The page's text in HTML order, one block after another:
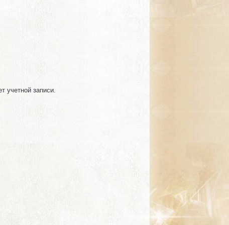
учетной записи.